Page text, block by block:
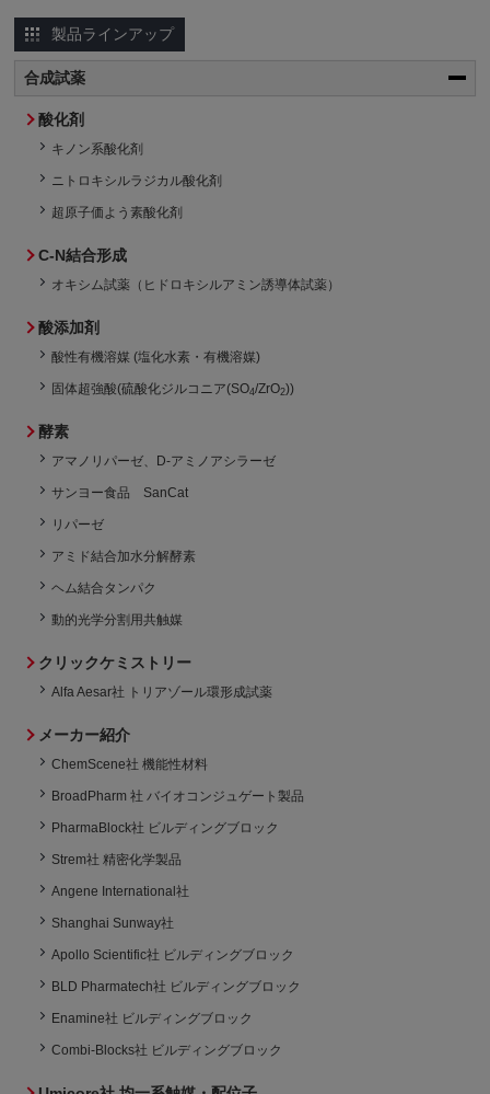
製品ラインアップ
合成試薬
酸化剤
キノン系酸化剤
ニトロキシルラジカル酸化剤
超原子価よう素酸化剤
C-N結合形成
オキシム試薬（ヒドロキシルアミン誘導体試薬）
酸添加剤
酸性有機溶媒 (塩化水素・有機溶媒)
固体超強酸(硫酸化ジルコニア(SO4/ZrO2))
酵素
アマノリパーゼ、D-アミノアシラーゼ
サンヨー食品 SanCat
リパーゼ
アミド結合加水分解酵素
ヘム結合タンパク
動的光学分割用共触媒
クリックケミストリー
Alfa Aesar社 トリアゾール環形成試薬
メーカー紹介
ChemScene社 機能性材料
BroadPharm 社 バイオコンジュゲート製品
PharmaBlock社 ビルディングブロック
Strem社 精密化学製品
Angene International社
Shanghai Sunway社
Apollo Scientific社 ビルディングブロック
BLD Pharmatech社 ビルディングブロック
Enamine社 ビルディングブロック
Combi-Blocks社 ビルディングブロック